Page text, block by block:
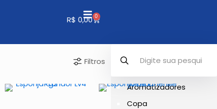
R$ 0,00 0
Filtros
Aromatizadores
Copa